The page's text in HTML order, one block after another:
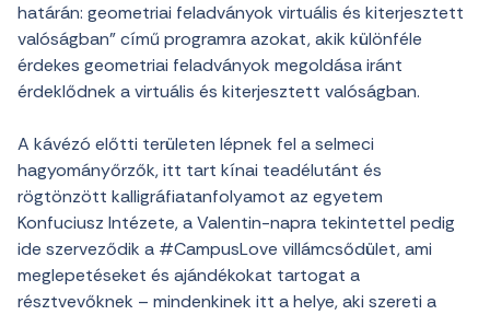
határán: geometriai feladványok virtuális és kiterjesztett
valóságban” című programra azokat, akik különféle
érdekes geometriai feladványok megoldása iránt
érdeklődnek a virtuális és kiterjesztett valóságban.
A kávézó előtti területen lépnek fel a selmeci
hagyományőrzők, itt tart kínai teadélutánt és
rögtönzött kalligráfiatanfolyamot az egyetem
Konfuciusz Intézete, a Valentin-napra tekintettel pedig
ide szerveződik a #CampusLove villámcsődület, ami
meglepetéseket és ajándékokat tartogat a
résztvevőknek – mindenkinek itt a helye, aki szereti a